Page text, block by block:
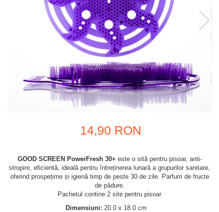
14,90 RON
GOOD SCREEN PowerFresh 30+ este o sită pentru pisoar, anti-
stropire, eficientă, ideală pentru întreținerea lunară a grupurilor sanitare,
oferind prospețime și igienă timp de peste 30 de zile. Parfum de fructe
de pădure.
Pachetul contine 2 site pentru pisoar
Dimensiuni: 20.0 x 18.0 cm